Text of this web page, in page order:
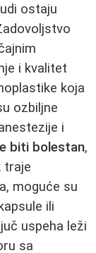
ostaju
i kvalitet
koja
ozbiljne
i
biti bolestan,
traje
moguće su
ili
uspeha leži
sa